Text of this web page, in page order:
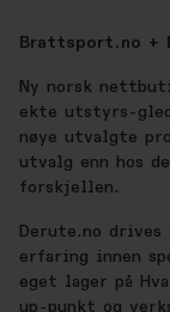
Brattsport.no +
Ny norsk
ekte utstyrs-
nøye utvalgte
utvalg enn hos
forskjellen.
Derute.no drives
erfaring innen
eget lager på
up-punkt og